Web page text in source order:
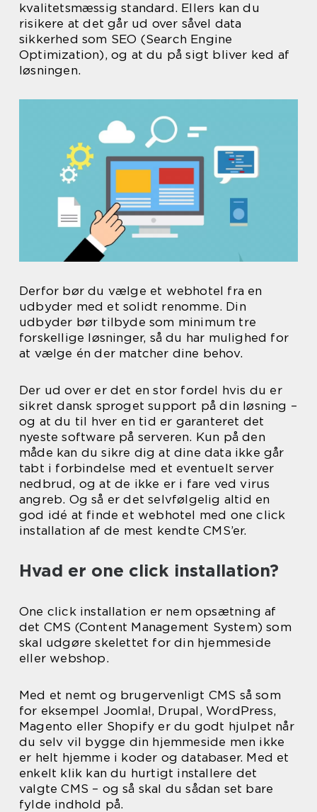
kvalitetsmæssig standard. Ellers kan du
risikere at det går ud over såvel data
sikkerhed som SEO (Search Engine
Optimization), og at du på sigt bliver ked af
løsningen.
Derfor bør du vælge et webhotel fra en
udbyder med et solidt renomme. Din
udbyder bør tilbyde som minimum tre
forskellige løsninger, så du har mulighed for
at vælge én der matcher dine behov.
Der ud over er det en stor fordel hvis du er
sikret dansk sproget support på din løsning –
og at du til hver en tid er garanteret det
nyeste software på serveren. Kun på den
måde kan du sikre dig at dine data ikke går
tabt i forbindelse med et eventuelt server
nedbrud, og at de ikke er i fare ved virus
angreb. Og så er det selvfølgelig altid en
god idé at finde et webhotel med one click
installation af de mest kendte CMS’er.
Hvad er one click installation?
One click installation er nem opsætning af
det CMS (Content Management System) som
skal udgøre skelettet for din hjemmeside
eller webshop.
Med et nemt og brugervenligt CMS så som
for eksempel Joomla!, Drupal, WordPress,
Magento eller Shopify er du godt hjulpet når
du selv vil bygge din hjemmeside men ikke
er helt hjemme i koder og databaser. Med et
enkelt klik kan du hurtigt installere det
valgte CMS – og så skal du sådan set bare
fylde indhold på.